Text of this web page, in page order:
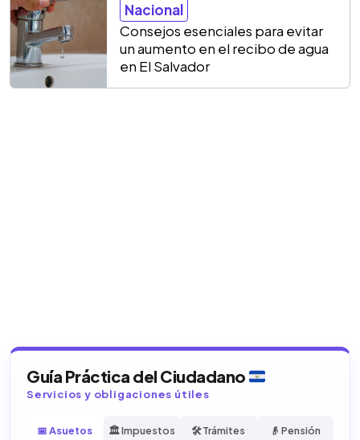
Nacional
Consejos esenciales para evitar
un aumento en el recibo de agua
en El Salvador
Guía Práctica del Ciudadano
Servicios y obligaciones útiles
📅 Asuetos 🏛️ Impuestos 🛠️ Trámites 👴 Pensión